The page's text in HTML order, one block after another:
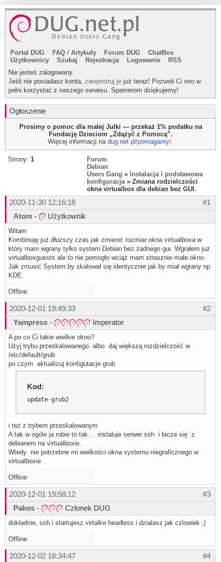
Portal DUG FAQ / Artykuły Forum DUG
ChatBox
Użytkownicy
Szukaj Rejestracja Logowanie
RSS
Nie jesteś zalogowany.
Jeśli nie posiadasz konta, zarejestruj je już teraz! Pozwoli Ci ono w
pełni korzystać z naszego serwisu. Spamerom dziękujemy!
Ogłoszenie
Prosimy o pomoc dla małej Julki — przekaż 1% podatku na
Fundację Dzieciom „Zdążyć z Pomocą”.
Więcej informacji na dug.net.pl/pomagamy/.
Strony: 1
Forum
Debian
Users Gang » Instalacja i podstawowa
konfiguracja» Zmiana rodzielczości
okna virtualbox dla debian bez GUI.
#1
2020-11-30 12:16:18
Atom - Użytkownik
Witam
Kombinuję już dłuższy czas jak zmienić rozmiar okna virtualboxa w
który mam wgrany tylko system Debian bez żadnego gui. Wgrałem już
virtualboxguests ale to nie pomogło wciąż mam strasznie małe okno.
Jak zmusić System by skalował się identycznie jak by miał wgrany np
KDE.
Offline
#2
2020-12-01 19:49:33
Yampress - Imperator
A po co Ci takie wielkie okno?
Użyj trybu przeskalowanego albo daj większą rozdzielczość w
/etc/default/grub
po czym aktualizuj konfigutacje grub
Kod:
update-grub2
i też z trybem przeskalowanym
A tak w ogóle ja robie to tak... instaluje serwer ssh i łacze się z
debianem na virtualboxie.
Wtedy nie potrzebne mi wielkości okna systemu niegraficznego w
virtualboxie
Offline
#3
2020-12-01 19:58:12
Pakos - Członek DUG
dokladnie, ssh i startujesz virtalke headless i dzialasz jak czlowiek ;)
Offline
#4
2020-12-02 18:34:47